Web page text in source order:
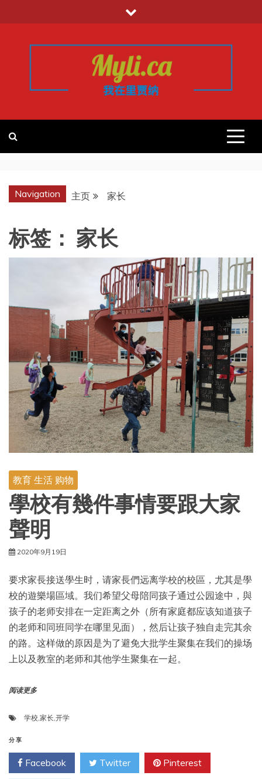
至
我的里贾纳
REGINA
Navigation 主页 家长
标签： 家长
教育 生活 购物
學校有幾件事情要跟大家
聲明
2020年9月19日
要求家長接送學生时，请家長們远离学校的校區，尤其是學
校的遊樂場區域。我们希望父母陪同孩子通过公园途中，與
孩子的老师安排在一定距离之外（所有家庭都应该知道孩子
的老师和同班同学在哪里见面），然后让孩子独自走完其余
的路。这样做的原因是为了避免大批学生聚集在我们的操场
上以及教室的老师和其他学生聚集在一起。
阅读更多
学校,家长,开学
分享
Facebook Twitter Pinterest